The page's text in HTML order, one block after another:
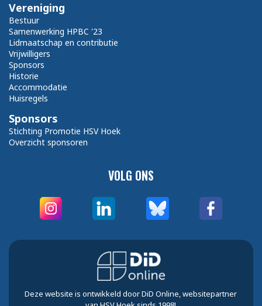
VOLG ONS
Vereniging
Bestuur
Samenwerking HPBC '23
Lidmaatschap en contributie
Vrijwilligers
Sponsors
Historie
Accommodatie
Huisregels
Sponsors
Stichting Promotie HSV Hoek
Overzicht sponsoren
Deze website is ontwikkeld door DiD Online, websitepartner